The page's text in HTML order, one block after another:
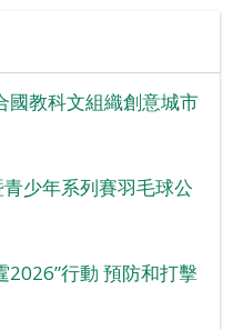
國教科文組織創意城市
少年系列賽羽毛球公
2026”行動 預防和打擊